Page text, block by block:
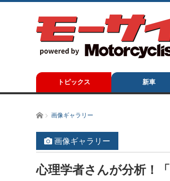
トピックス 新車
ホーム画像ギャラリー
画像ギャラリー
心理学者さんが分析！